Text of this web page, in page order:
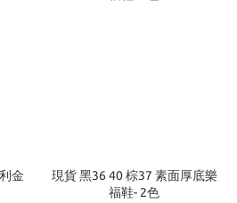
金
現貨 黑36 40 棕37 素面厚底樂
福鞋- 2色